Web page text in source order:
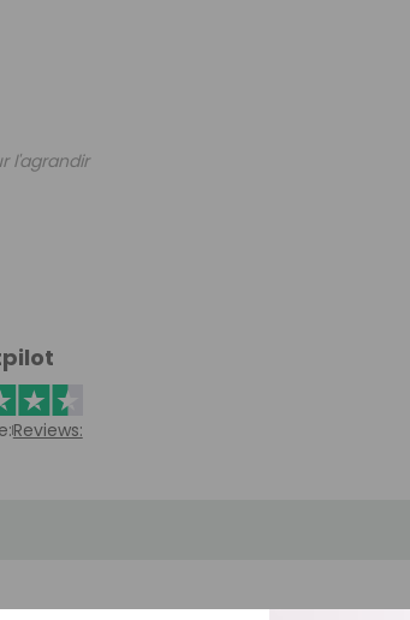
l'agrandir
Reviews: